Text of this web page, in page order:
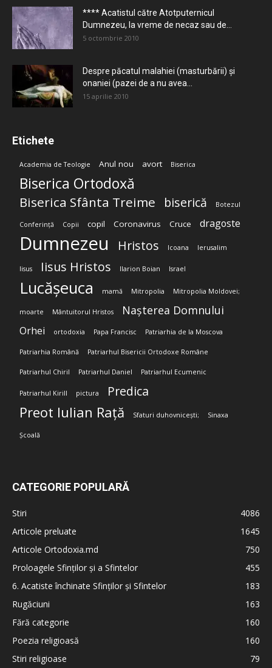
**** Acatistul către Atotputernicul
Dumnezeu, la vreme de necaz sau de...
5 octombrie 2010
Despre păcatul malahiei (masturbării) şi
onaniei (pazei de a nu avea...
15 aprilie 2010
Etichete
Academia de Teologie Anul nou avort Biserica
Biserica Ortodoxă
Biserica Sfânta Treime biserică Botezul
Conferință Copii copil Coronavirus Cruce dragoste
Dumnezeu Hristos Icoana Ierusalim
Iisus Iisus Hristos Ilarion Boian Israel
Lucășeuca mamă Mitropolia Mitropolia Moldovei;
moarte Mântuitorul Hristos Nașterea Domnului
Orhei ortodoxia Papa Francisc Patriarhia de la Moscova
Patriarhia Română Patriarhul Bisericii Ortodoxe Române
Patriarhul Chiril Patriarhul Daniel Patriarhul Ecumenic
Patriarhul Kirill pictura Predica
Preot Iulian Rață Sfaturi duhovnicești; Sinaxa
Școală
CATEGORIE POPULARĂ
Stiri
4086
Articole preluate
1645
Articole Ortodoxia.md
750
Proloagele Sfinților și a Sfintelor
455
6. Acatiste închinate Sfinților și Sfintelor
183
Rugăciuni
163
Fără categorie
160
Poezia religioasă
160
Stiri religioase
79